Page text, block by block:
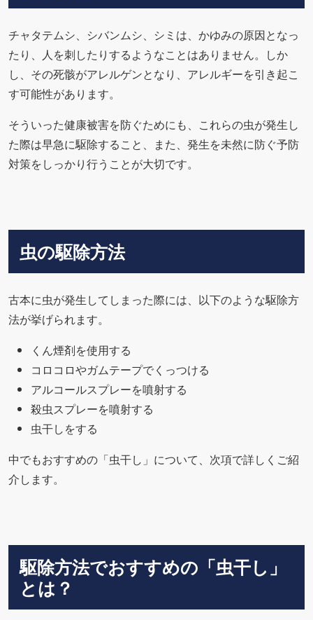
チャタテムシ、シバンムシ、シミは、かゆみの原因となっ
たり、人を刺したりするようなことはありません。しか
し、その死骸がアレルゲンとなり、アレルギーを引き起こ
す可能性があります。
そういった健康被害を防ぐためにも、これらの虫が発生し
た際は早急に駆除すること、また、発生を未然に防ぐ予防
対策をしっかり行うことが大切です。
虫の駆除方法
古本に虫が発生してしまった際には、以下のような駆除方
法が挙げられます。
くん煙剤を使用する
コロコロやガムテープでくっつける
アルコールスプレーを噴射する
殺虫スプレーを噴射する
虫干しをする
中でもおすすめの「虫干し」について、次項で詳しくご紹
介します。
駆除方法でおすすめの「虫干し」
とは？